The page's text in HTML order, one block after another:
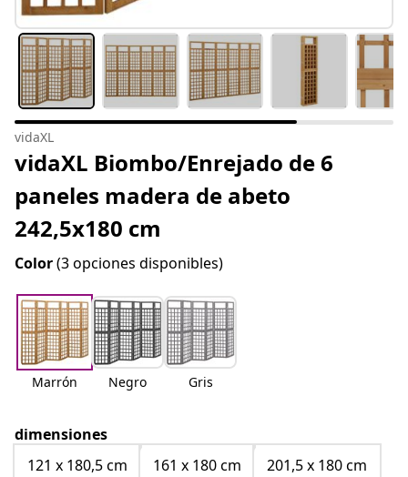
vidaXL
vidaXL Biombo/Enrejado de 6
paneles madera de abeto
242,5x180 cm
Color(3 opciones disponibles)
Marrón Negro Gris
dimensiones
121 x 180,5 cm
161 x 180 cm
201,5 x 180 cm